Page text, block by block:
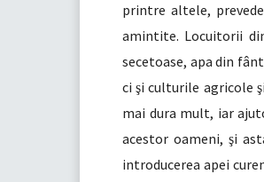
printre altele, prevede
amintite. Locuitorii
secetoase, apa din
cişi culturile agricole ş
mai dura mult, iar
acestor oameni, şi
introducerea apei